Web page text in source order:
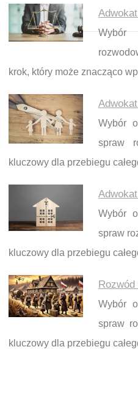
Wybór
krok, który może znacząco
Wybór
spraw
kluczowy dla przebiegu
Wybór
spraw
kluczowy dla przebiegu
Wybór
spraw
kluczowy dla przebiegu